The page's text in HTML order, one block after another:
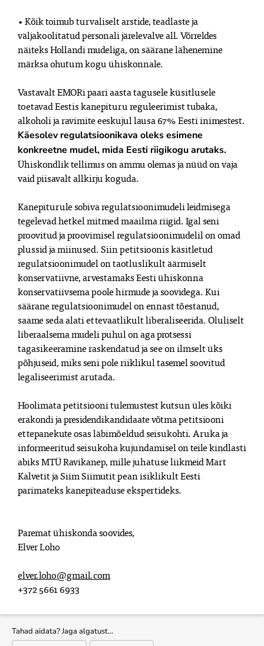
• Kõik toimub turvaliselt arstide, teadlaste ja
väljakoolitatud personali järelevalve all. Võrreldes
näiteks Hollandi mudeliga, on säärane lähenemine
märksa ohutum kogu ühiskonnale.
Vastavalt EMORi paari aasta tagusele küsitlusele
toetavad Eestis kanepituru reguleerimist tubaka,
alkoholi ja ravimite eeskujul lausa 67% Eesti inimestest.
Käesolev regulatsioonikava oleks esimene
konkreetne mudel, mida Eesti riigikogu arutaks.
Ühiskondlik tellimus on ammu olemas ja nüüd on vaja
vaid piisavalt allkirju koguda.
Kanepiturule sobiva regulatsioonimudeli leidmisega
tegelevad hetkel mitmed maailma riigid. Igal seni
proovitud ja proovimisel regulatsioonimudelil on omad
plussid ja miinused. Siin petitsioonis käsitletud
regulatsioonimudel on taotluslikult äärmiselt
konservatiivne, arvestamaks Eesti ühiskonna
konservatiivsema poole hirmude ja soovidega. Kui
säärane regulatsioonimudel on ennast tõestanud,
saame seda alati ettevaatlikult liberaliseerida. Oluliselt
liberaalsema mudeli puhul on aga protsessi
tagasikeeramine raskendatud ja see on ilmselt üks
põhjuseid, miks seni pole riiklikul tasemel soovitud
legaliseerimist arutada.
Hoolimata petitsiooni tulemustest kutsun üles kõiki
erakondi ja presidendikandidaate võtma petitsiooni
ettepanekute osas läbimõeldud seisukohti. Aruka ja
informeeritud seisukoha kujundamisel on teile kindlasti
abiks MTÜ Ravikanep, mille juhatuse liikmeid Mart
Kalvetit ja Siim Siimutit pean isiklikult Eesti
parimateks kanepiteaduse ekspertideks.
Paremat ühiskonda soovides,
Elver Loho
elver.loho@gmail.com
+372 5661 6933
Tahad aidata? Jaga algatust…